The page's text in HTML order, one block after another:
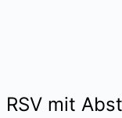
RSV mit